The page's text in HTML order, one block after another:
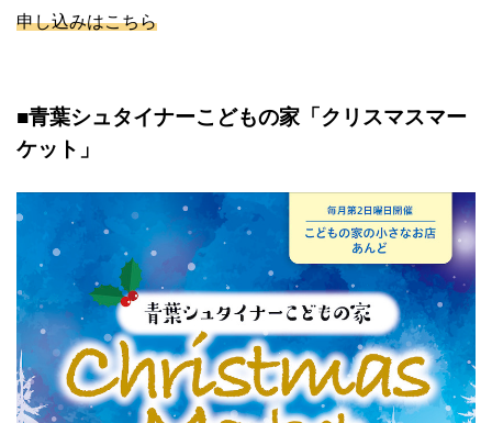
申し込みはこちら
■青葉シュタイナーこどもの家「クリスマスマー
ケット」